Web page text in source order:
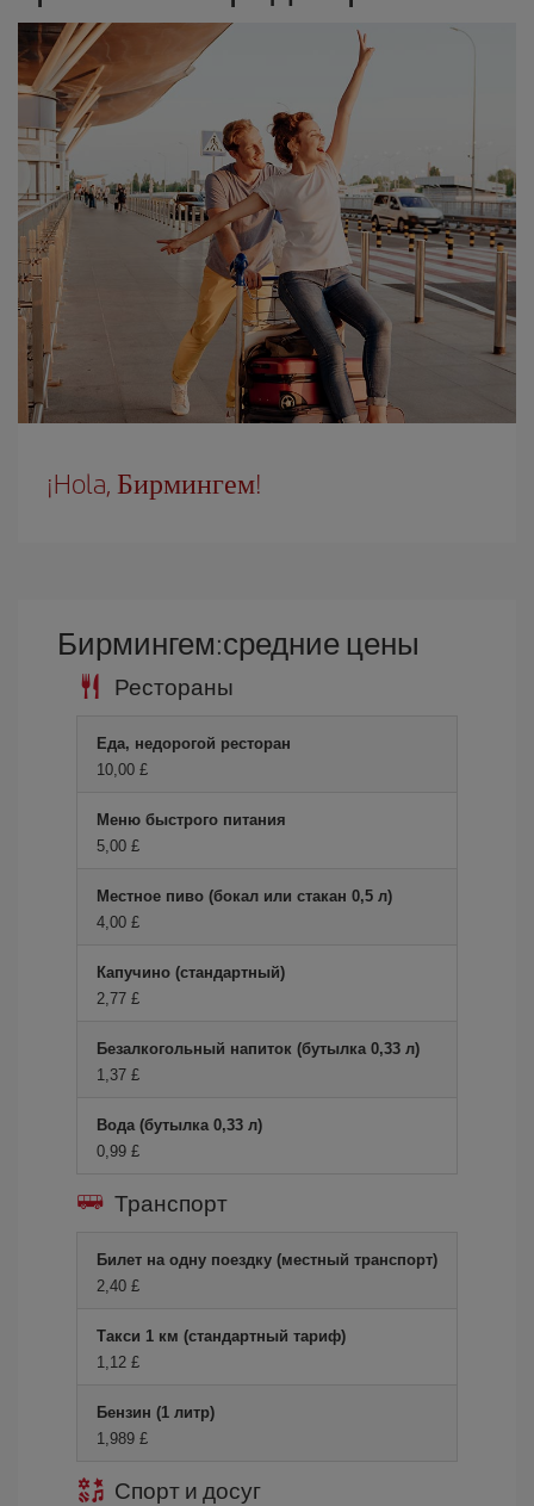
¡Hola, Бирмингем!
Бирмингем:средние цены
Рестораны
Еда, недорогой ресторан
10,00 £
Меню быстрого питания
5,00 £
Местное пиво (бокал или стакан 0,5 л)
4,00 £
Капучино (стандартный)
2,77 £
Безалкогольный напиток (бутылка 0,33 л)
1,37 £
Вода (бутылка 0,33 л)
0,99 £
Транспорт
Билет на одну поездку (местный транспорт)
2,40 £
Такси 1 км (стандартный тариф)
1,12 £
Бензин (1 литр)
1,989 £
Спорт и досуг